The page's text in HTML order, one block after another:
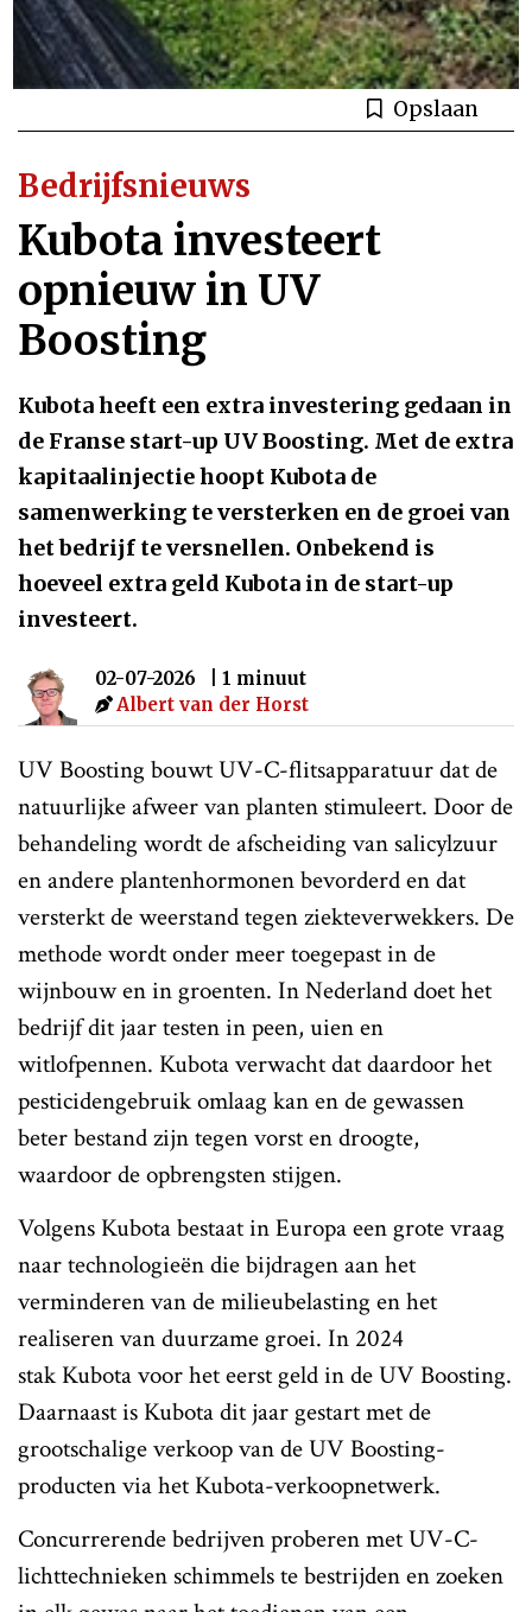
Opslaan
Bedrijfsnieuws
Kubota investeert
opnieuw in UV
Boosting
Kubota heeft een extra investering gedaan in
de Franse start-up UV Boosting. Met de extra
kapitaalinjectie hoopt Kubota de
samenwerking te versterken en de groei van
het bedrijf te versnellen. Onbekend is
hoeveel extra geld Kubota in de start-up
investeert.
02-07-2026
| 1 minuut
Albert van der Horst
UV Boosting bouwt UV-C-flitsapparatuur dat de
natuurlijke afweer van planten stimuleert. Door de
behandeling wordt de afscheiding van salicylzuur
en andere plantenhormonen bevorderd en dat
versterkt de weerstand tegen ziekteverwekkers. De
methode wordt onder meer toegepast in de
wijnbouw en in groenten. In Nederland doet het
bedrijf dit jaar testen in peen, uien en
witlofpennen. Kubota verwacht dat daardoor het
pesticidengebruik omlaag kan en de gewassen
beter bestand zijn tegen vorst en droogte,
waardoor de opbrengsten stijgen.
Volgens Kubota bestaat in Europa een grote vraag
naar technologieën die bijdragen aan het
verminderen van de milieubelasting en het
realiseren van duurzame groei. In 2024
stak Kubota voor het eerst geld in de UV Boosting.
Daarnaast is Kubota dit jaar gestart met de
grootschalige verkoop van de UV Boosting-
producten via het Kubota-verkoopnetwerk.
Concurrerende bedrijven proberen met UV-C-
lichttechnieken schimmels te bestrijden en zoeken